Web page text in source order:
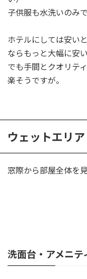
子供服も水洗いのみ
ホテルにしては安い
ならもっと大幅に安
でも手間とクオリテ
楽そうですが。
ウェットエリア
窓際から部屋全体を
洗面台・アメニテ